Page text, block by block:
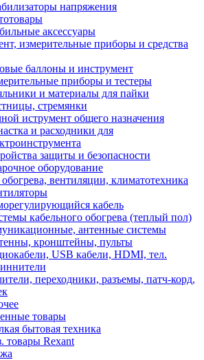
напряжения
аксессуары
измерительные приборы и средства
баллоны и инструмент
приборы и тестеры
и материалы для пайки
стремянки
иструмент общего назначения
и расходники для
защиты и безопасности
оборудование
вентиляции, климатотехника
кабель
кабельного обогрева (теплый пол)
антенные системы
кронштейны, пульты
USB кабели, HDMI, тел.
переходники, разъемы, патч-корд,
товары
бытовая техника
товары Rexant